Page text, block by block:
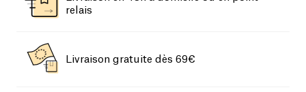
relais
Livraison gratuite dès 69€